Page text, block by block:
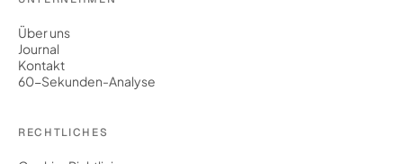
Über uns
Journal
Kontakt
60-Sekunden-Analyse
RECHTLICHES